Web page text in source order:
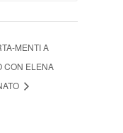
MENTI A
CON ELENA